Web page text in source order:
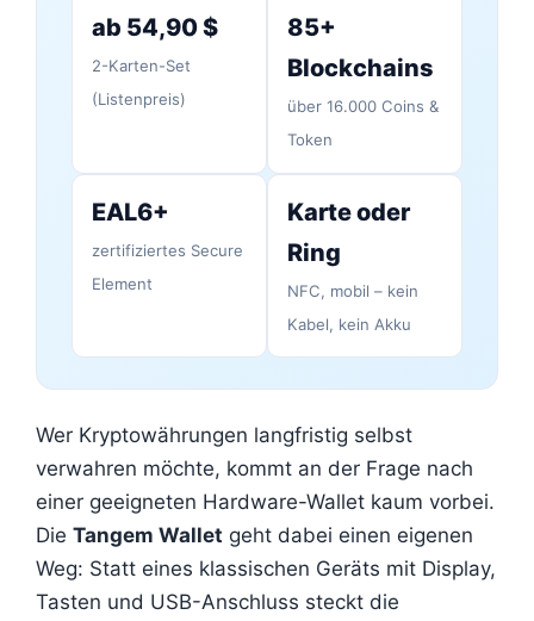
ab 54,90 $
2-Karten-Set
(Listenpreis)
85+
Blockchains
über 16.000 Coins &
Token
EAL6+
zertifiziertes Secure
Element
Karte oder
Ring
NFC, mobil – kein
Kabel, kein Akku
Wer Kryptowährungen langfristig selbst
verwahren möchte, kommt an der Frage nach
einer geeigneten Hardware-Wallet kaum vorbei.
Die Tangem Wallet geht dabei einen eigenen
Weg: Statt eines klassischen Geräts mit Display,
Tasten und USB-Anschluss steckt die